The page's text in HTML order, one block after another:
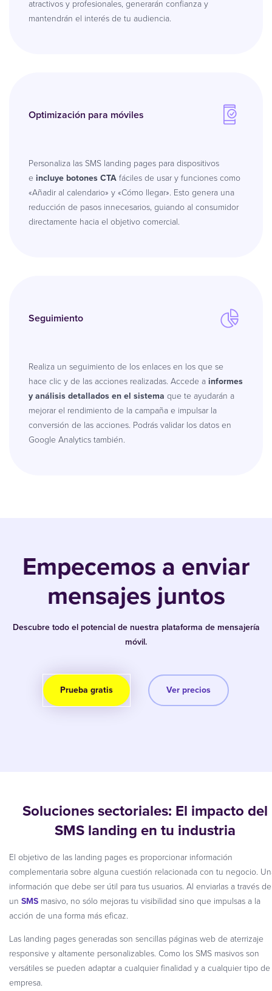
atractivos y profesionales, generarán confianza y
mantendrán el interés de tu audiencia.
Optimización para móviles
Personaliza las SMS landing pages para dispositivos
e incluye botones CTAfáciles de usar y funciones como
«Añadir al calendario» y «Cómo llegar». Esto genera una
reducción de pasos innecesarios, guiando al consumidor
directamente hacia el objetivo comercial.
Seguimiento
Realiza un seguimiento de los enlaces en los que se
hace clic y de las acciones realizadas. Accede ainformes
y análisis detallados en el sistema que te ayudarán a
mejorar el rendimiento de la campaña e impulsar la
conversión de las acciones. Podrás validar los datos en
Google Analytics también.
Empecemos a enviar
mensajes juntos
Descubre todo el potencial de nuestra plataforma de mensajería
móvil.
Prueba gratis Ver precios
Soluciones sectoriales: El impacto del
SMS landing en tu industria
El objetivo de las landing pages es proporcionar información
complementaria sobre alguna cuestión relacionada con tu negocio.
información que debe ser útil para tus usuarios. Al enviarlas a través de
un SMS masivo, no sólo mejoras tu visibilidad sino que impulsas a la
acción de una forma más eficaz.
Las landing pages generadas son sencillas páginas web de aterrizaje
responsive y altamente personalizables. Como los SMS masivos son
versátiles se pueden adaptar a cualquier finalidad y a cualquier tipo de
empresa.